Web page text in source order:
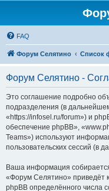
FAQ
Форум Селятино Список
Форум Селятино -
Это соглашение подробно
подразделения (в
«https://infosel.ru/forum») и
обеспечение phpBB»,
Teams») используют
пользовательских сессий (в
Ваша информация
«Форум Селятино» приведёт
phpBB определённого числа